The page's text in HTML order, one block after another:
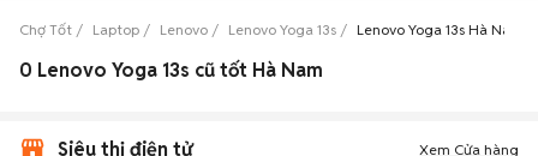
Chợ Tốt Laptop Lenovo Lenovo Yoga 13s Lenovo Yoga 13s Hà Nam
0 Lenovo Yoga 13s cũ tốt Hà Nam
Siêu thị điện tử Xem Cửa hàng